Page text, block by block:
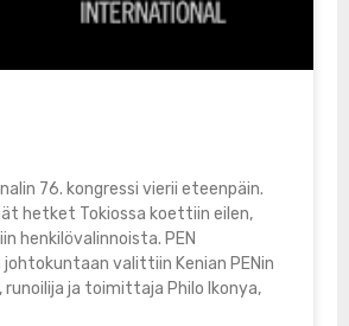
76. kongressi vierii eteenpäin.
hetket Tokiossa koettiin eilen,
henkilövalinnoista. PEN
valittiin Kenian PENin
runoilija ja toimittaja Philo Ikonya,